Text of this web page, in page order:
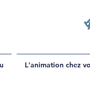
L'animation chez